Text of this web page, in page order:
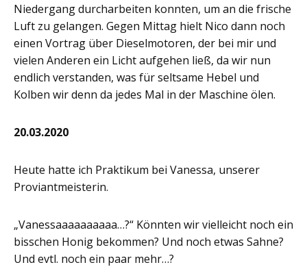
Niedergang durcharbeiten konnten, um an die frische
Luft zu gelangen. Gegen Mittag hielt Nico dann noch
einen Vortrag über Dieselmotoren, der bei mir und
vielen Anderen ein Licht aufgehen ließ, da wir nun
endlich verstanden, was für seltsame Hebel und
Kolben wir denn da jedes Mal in der Maschine ölen.
20.03.2020
Heute hatte ich Praktikum bei Vanessa, unserer
Proviantmeisterin.
„Vanessaaaaaaaaaa…?“ Könnten wir vielleicht noch ein
bisschen Honig bekommen? Und noch etwas Sahne?
Und evtl. noch ein paar mehr…?